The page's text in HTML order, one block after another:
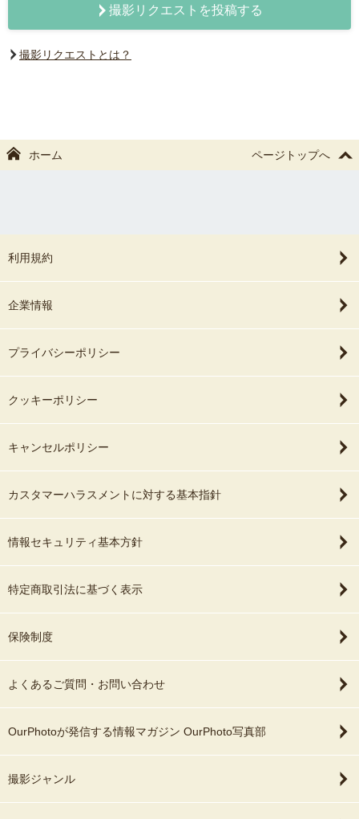
撮影リクエストを投稿する
撮影リクエストとは？
ホーム ページトップへ
利用規約
企業情報
プライバシーポリシー
クッキーポリシー
キャンセルポリシー
カスタマーハラスメントに対する基本指針
情報セキュリティ基本方針
特定商取引法に基づく表示
保険制度
よくあるご質問・お問い合わせ
OurPhotoが発信する情報マガジン OurPhoto写真部
撮影ジャンル